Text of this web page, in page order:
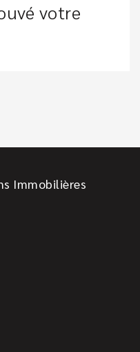
votre
Immobilières